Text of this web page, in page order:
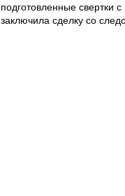
подготовленные свертки
заключила сделку со